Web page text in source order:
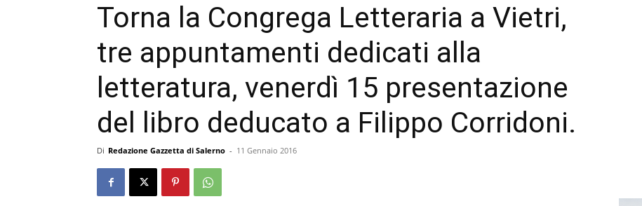
Torna la Congrega Letteraria a Vietri,
tre appuntamenti dedicati alla
letteratura, venerdì 15 presentazione
del libro deducato a Filippo Corridoni.
Di Redazione Gazzetta di Salerno - 11 Gennaio 2016